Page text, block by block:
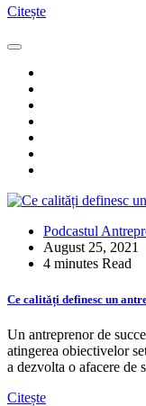
Citește
Podcastul
August 25, 2021
4 minutes Read
Ce calități definesc un
Un antreprenor de
atingerea obiectivelor
a dezvolta o afacere de
Citește